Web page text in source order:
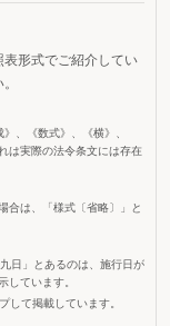
形式でご紹介してい
、《数式》、《横》、
は実際の法令条文には存在
合は、「様式〔省略〕」と
日」とあるのは、施行日が
しています。
して掲載しています。